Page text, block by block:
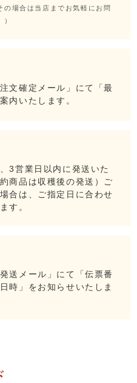
の場合は当店までお気軽にお問
）
文確定メール」にて「最
内いたします。
3営業日以内に発送いた
商品は収穫後の発送）ご
合は、ご指定日に合わせ
す。
送メール」にて「伝票番
時」をお知らせいたしま